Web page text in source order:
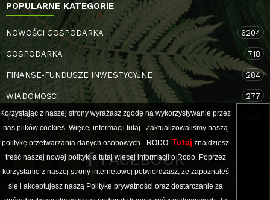
POPULARNE KATEGORIE
NOWOŚCI GOSPODARKA 6204
GOSPODARKA 718
FINANSE-FUNDUSZE INWESTYCYJNE 284
WIADOMOŚCI 277
TORUŃ
FACEBOOK
Korzystając z naszej strony wyrażasz zgodę na wykorzystywanie przez
nas plików cookies. Więcej informacji tutaj . Zaktualizowaliśmy naszą
politykę przetwarzania danych osobowych - RODO. Tutaj znajdziesz
treść naszej nowej polityki a tutajwięcej informacji o Rodo. Poprzez
korzystanie z naszej strony internetowej potwierdzasz, że zapoznałeś
się i akceptujesz naszą Politykę prywatności oraz dostarczanie za